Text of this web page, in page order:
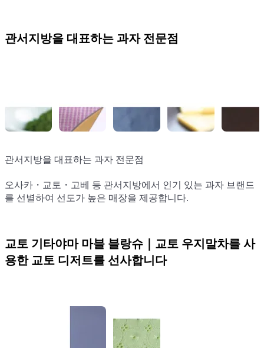
관서지방을 대표하는 과자 전문점
관서지방을 대표하는 과자 전문점
오사카・교토・고베 등 관서지방에서 인기 있는 과자 브랜드
를 선별하여 선도가 높은 매장을 제공합니다.
관서지방을 대표하는 과자 전문점
오사카・교토・고베 등 관서지방에서 인기 있는 과자 브랜드
를 선별하여 선도가 높은 매장을 제공합니다.
관서지방을 대표하는 과자 전문점
오사카・교토・고베 등 관서지방에서 인기 있는 과자 브랜드
를 선별하여 선도가 높은 매장을 제공합니다.
관서지방을 대표하는 과자 전문점
오사카・교토・고베 등 관서지방에서 인기 있는 과자 브랜드
를 선별하여 선도가 높은 매장을 제공합니다.
관서지방을 대표하는 과자 전문점
오사카・교토・고베 등 관서지방에서 인기 있는 과자 브랜드
를 선별하여 선도가 높은 매장을 제공합니다.
교토 기타야마 마블 블랑슈｜교토 우지말차를 사
용한 교토 디저트를 선사합니다